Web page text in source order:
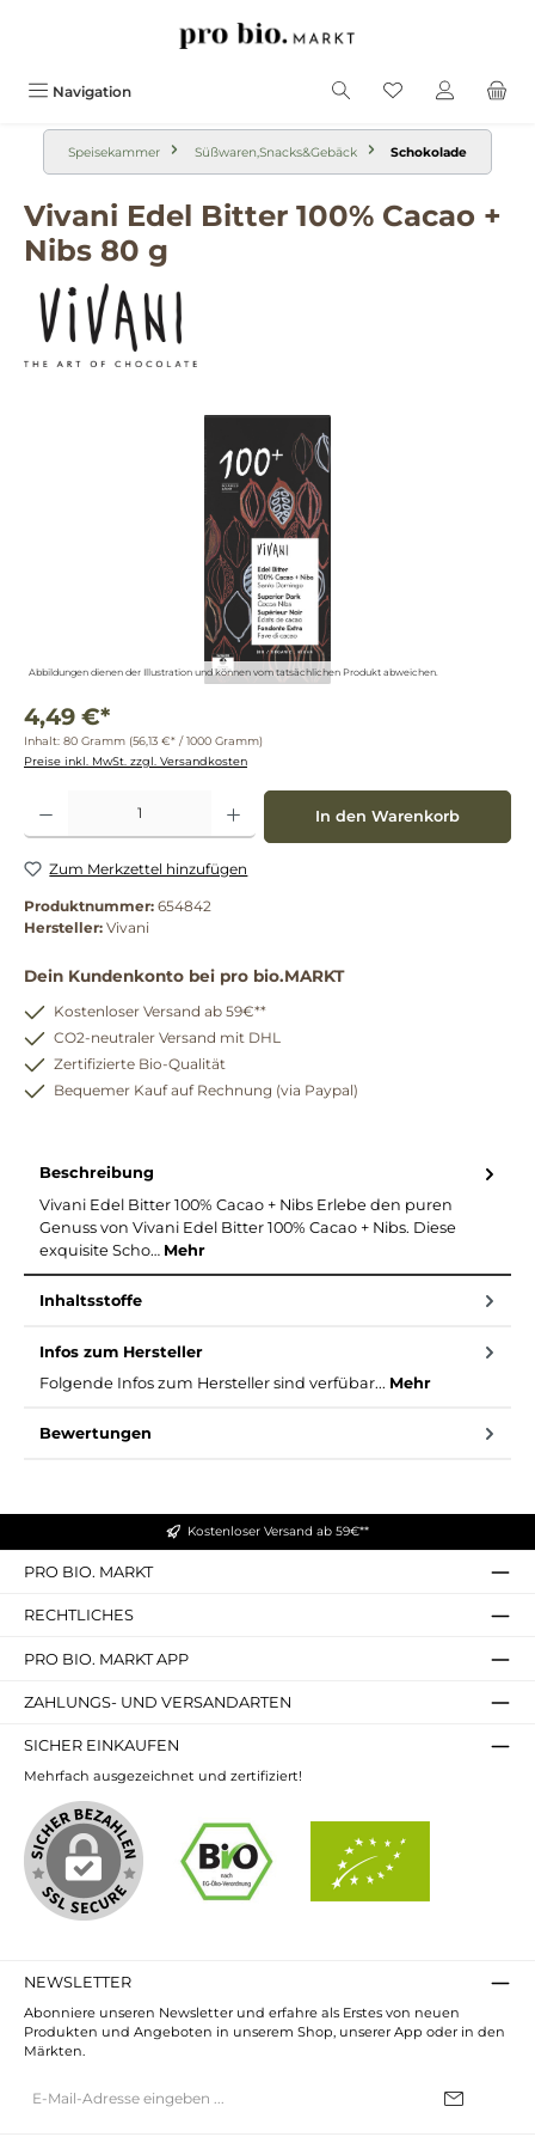
Navigation
Speisekammer Süßwaren,Snacks&Gebäck Schokolade
Vivani Edel Bitter 100% Cacao +
Nibs 80 g
Abbildungen dienen der Illustration und können vom tatsächlichen Produkt abweichen.
4,49 €*
Inhalt: 80 Gramm (56,13 €* / 1000 Gramm)
Preise inkl. MwSt. zzgl. Versandkosten
Produkt Anzahl: Gib den gewünschten Wert ein oder benutze die Schaltflächen um
In den Warenkorb
Zum Merkzettel hinzufügen
Produktnummer: 654842
Hersteller: Vivani
Dein Kundenkonto bei pro bio.MARKT
Kostenloser Versand ab 59€**
CO2-neutraler Versand mit DHL
Zertifizierte Bio-Qualität
Bequemer Kauf auf Rechnung (via Paypal)
Beschreibung
Vivani Edel Bitter 100% Cacao + Nibs Erlebe den puren
Genuss von Vivani Edel Bitter 100% Cacao + Nibs. Diese
exquisite Scho… Mehr
Inhaltsstoffe
Infos zum Hersteller
Folgende Infos zum Hersteller sind verfübar... Mehr
Bewertungen
Kostenloser Versand ab 59€**
PRO BIO. MARKT
RECHTLICHES
PRO BIO. MARKT APP
ZAHLUNGS- UND VERSANDARTEN
SICHER EINKAUFEN
Mehrfach ausgezeichnet und zertifiziert!
NEWSLETTER
Abonniere unseren Newsletter und erfahre als Erstes von neuen
Produkten und Angeboten in unserem Shop, unserer App oder in den
Märkten.
Mail-